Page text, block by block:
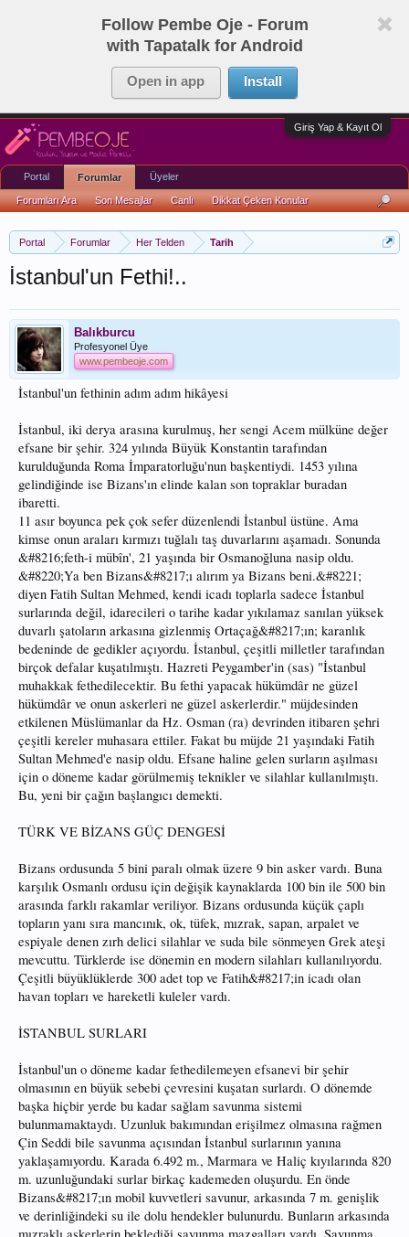
Follow Pembe Oje - Forum
with Tapatalk for Android
Open in app Install
Giriş Yap & Kayıt Ol
Portal Forumlar Her Telden Tarih
İstanbul'un Fethi!..
Balıkburcu
Profesyonel Üye
www.pembeoje.com
İstanbul'un fethinin adım adım hikâyesi
İstanbul, iki derya arasına kurulmuş, her sengi Acem mülküne değer
efsane bir şehir. 324 yılında Büyük Konstantin tarafından
kurulduğunda Roma İmparatorluğu'nun başkentiydi. 1453 yılına
gelindiğinde ise Bizans'ın elinde kalan son topraklar buradan
ibaretti.
11 asır boyunca pek çok sefer düzenlendi İstanbul üstüne. Ama
kimse onun araları kırmızı tuğlalı taş duvarlarını aşamadı. Sonunda
&#8216;feth-i mübîn', 21 yaşında bir Osmanoğluna nasip oldu.
&#8220;Ya ben Bizans&#8217;ı alırım ya Bizans beni.&#8221;
diyen Fatih Sultan Mehmed, kendi icadı toplarla sadece İstanbul
surlarında değil, idarecileri o tarihe kadar yıkılamaz sanılan yüksek
duvarlı şatoların arkasına gizlenmiş Ortaçağ&#8217;ın; karanlık
bedeninde de gedikler açıyordu. İstanbul, çeşitli milletler tarafından
birçok defalar kuşatılmıştı. Hazreti Peygamber'in (sas) "İstanbul
muhakkak fethedilecektir. Bu fethi yapacak hükümdâr ne güzel
hükümdâr ve onun askerleri ne güzel askerlerdir." müjdesinden
etkilenen Müslümanlar da Hz. Osman (ra) devrinden itibaren şehri
çeşitli kereler muhasara ettiler. Fakat bu müjde 21 yaşındaki Fatih
Sultan Mehmed'e nasip oldu. Efsane haline gelen surların aşılması
için o döneme kadar görülmemiş teknikler ve silahlar kullanılmıştı.
Bu, yeni bir çağın başlangıcı demekti.
TÜRK VE BİZANS GÜÇ DENGESİ
Bizans ordusunda 5 bini paralı olmak üzere 9 bin asker vardı. Buna
karşılık Osmanlı ordusu için değişik kaynaklarda 100 bin ile 500 bin
arasında farklı rakamlar veriliyor. Bizans ordusunda küçük çaplı
topların yanı sıra mancınık, ok, tüfek, mızrak, sapan, arpalet ve
espiyale denen zırh delici silahlar ve suda bile sönmeyen Grek ateşi
mevcuttu. Türklerde ise dönemin en modern silahları kullanılıyordu.
Çeşitli büyüklüklerde 300 adet top ve Fatih&#8217;in icadı olan
havan topları ve hareketli kuleler vardı.
İSTANBUL SURLARI
İstanbul'un o döneme kadar fethedilemeyen efsanevi bir şehir
olmasının en büyük sebebi çevresini kuşatan surlardı. O dönemde
başka hiçbir yerde bu kadar sağlam savunma sistemi
bulunmamaktaydı. Uzunluk bakımından erişilmez olmasına rağmen
Çin Seddi bile savunma açısından İstanbul surlarının yanına
yaklaşamıyordu. Karada 6.492 m., Marmara ve Haliç kıyılarında 820
m. uzunluğundaki surlar birkaç kademeden oluşurdu. En önde
Bizans&#8217;ın mobil kuvvetleri savunur, arkasında 7 m. genişlik
ve derinliğindeki su ile dolu hendekler bulunurdu. Bunların arkasında
Portal Forumlar
Forumları Ara Son Mesajlar Canlı Dikkat Çeken Konular
Üyeler